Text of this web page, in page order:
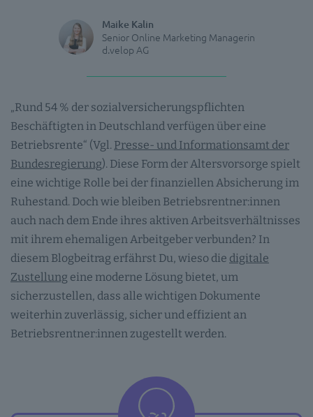
Maike Kalin
Senior Online Marketing Managerin
d.velop AG
„Rund 54 % der sozialversicherungspflichten
Beschäftigten in Deutschland verfügen über eine
Betriebsrente“ (Vgl. Presse- und Informationsamt der
Bundesregierung). Diese Form der Altersvorsorge spielt
eine wichtige Rolle bei der finanziellen Absicherung im
Ruhestand. Doch wie bleiben Betriebsrentner:innen
auch nach dem Ende ihres aktiven Arbeitsverhältnisses
mit ihrem ehemaligen Arbeitgeber verbunden? In
diesem Blogbeitrag erfährst Du, wieso die digitale
Zustellung eine moderne Lösung bietet, um
sicherzustellen, dass alle wichtigen Dokumente
weiterhin zuverlässig, sicher und effizient an
Betriebsrentner:innen zugestellt werden.